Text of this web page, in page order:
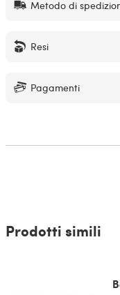
Metodo di
Resi
Pagamenti
Prodotti simili